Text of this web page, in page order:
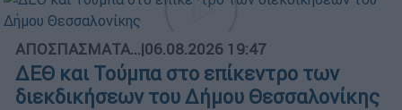
ΑΠΟΣΠΑΣΜΑΤΑ...|06.08.2026 19:47
ΔΕΘ και Τούμπα στο επίκεντρο των
διεκδικήσεων του Δήμου Θεσσαλονίκης